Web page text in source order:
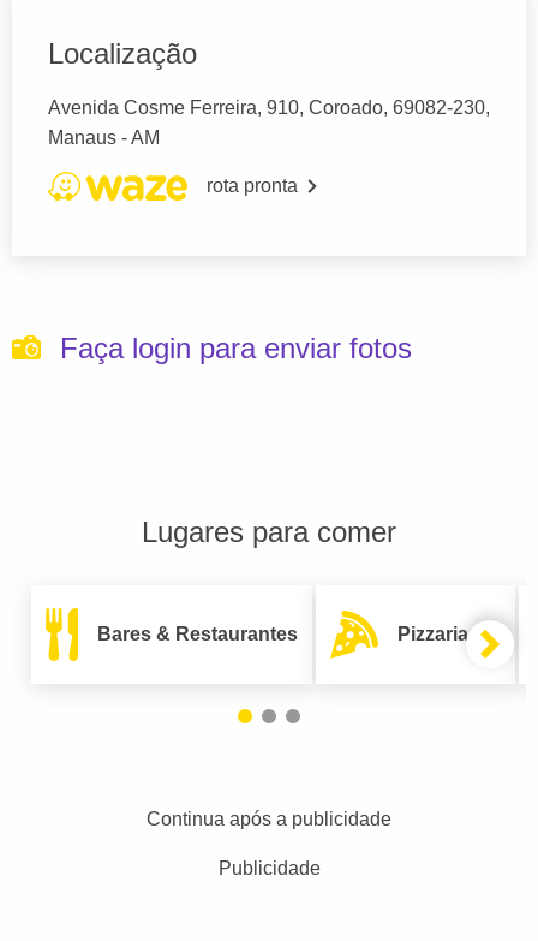
Localização
Avenida Cosme Ferreira, 910, Coroado, 69082-230,
Manaus - AM
rota pronta
Faça login para enviar fotos
Lugares para comer
Bares & Restaurantes Pizzarias
Continua após a publicidade
Publicidade